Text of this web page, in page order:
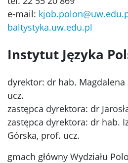
e-mail:
baltystyka.uw.edu.pl
Instytut Języka
dyrektor: dr hab. Magdalena
ucz.
zastępca dyrektora: dr
zastępca dyrektora: dr hab.
Górska, prof. ucz.
gmach główny Wydziału